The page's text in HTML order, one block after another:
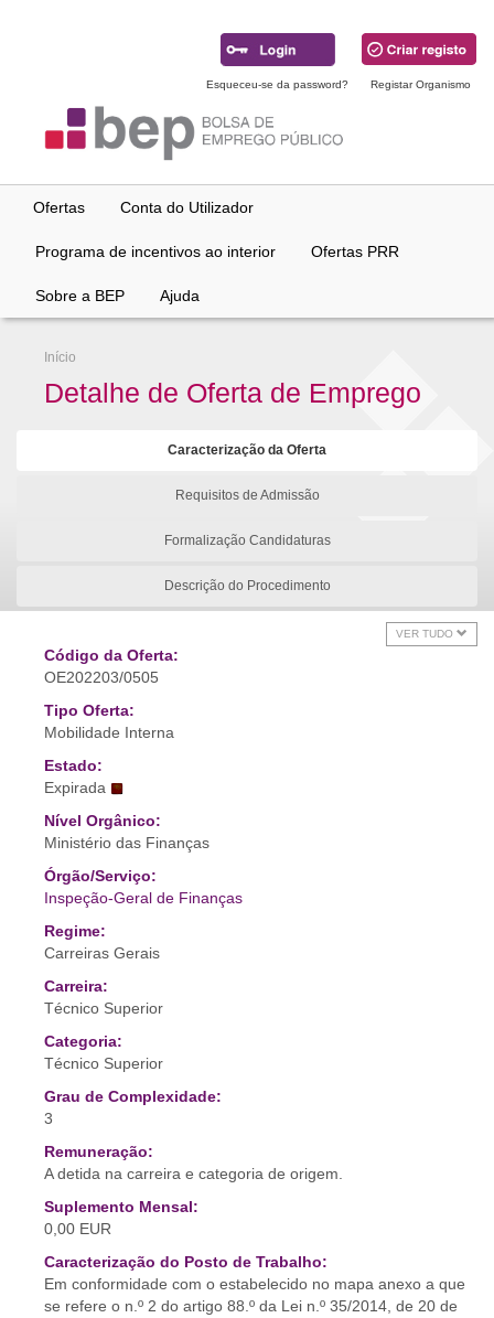
Esqueceu-se da password? Registar Organismo
Ofertas Conta do Utilizador
Programa de incentivos ao interior Ofertas PRR
Sobre a BEP Ajuda
Início
Detalhe de Oferta de Emprego
Caracterização da Oferta
Requisitos de Admissão
Formalização Candidaturas
Descrição do Procedimento
VER TUDO
Código da Oferta:
OE202203/0505
Tipo Oferta:
Mobilidade Interna
Estado:
Expirada
Nível Orgânico:
Ministério das Finanças
Órgão/Serviço:
Inspeção-Geral de Finanças
Regime:
Carreiras Gerais
Carreira:
Técnico Superior
Categoria:
Técnico Superior
Grau de Complexidade:
3
Remuneração:
A detida na carreira e categoria de origem.
Suplemento Mensal:
0,00 EUR
Caracterização do Posto de Trabalho:
Em conformidade com o estabelecido no mapa anexo a que
se refere o n.º 2 do artigo 88.º da Lei n.º 35/2014, de 20 de